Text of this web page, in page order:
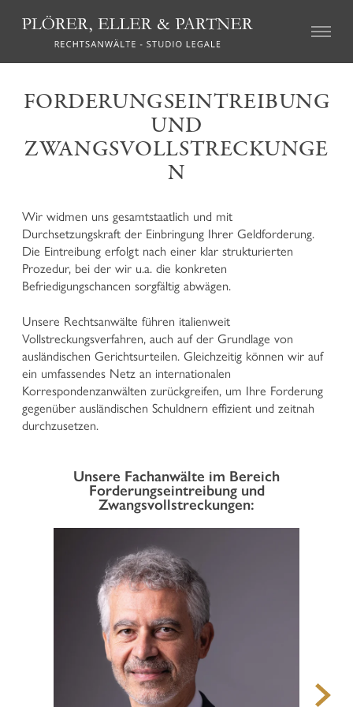
ZIVILRECHT
Erbschaftsrecht
Haftungsrecht und Schadenersatzrecht
Agrarrecht und Höferecht
Vereinsrecht und Genossenschaftsrecht
Versicherungsrecht
Arbeitsrecht
Mediation und alternative Streitbeilegung
STRAFRECHT
Vertretung und Verteidigung in Strafprozessen
Geltendmachung von Ansprüchen von geschädigten
Personen im Strafprozess
Wirtschafts- und Unternehmensstrafrecht
Nationaler und europäischer Strafvollzug
VERWALTUNGSRECHT
Urbanistik, Baurecht und Raumordnung und
Enteignungen im öffentlichen Interesse
Verwaltungsstrafen
Jagd- und Waffenrecht
Vergaberecht und öffentliche Ausschreibungen
Öffentliche Verträge und Konventionen
Vertretung vor dem Rechnungshof
Sonstige verwaltungsrechtliche Angelegenheiten
FORDERUNGSEINTREIBUNG
UND
ZWANGSVOLLSTRECKUNGE
N
Wir widmen uns gesamtstaatlich und mit
Durchsetzungskraft der Einbringung Ihrer Geldforderung.
Die Eintreibung erfolgt nach einer klar strukturierten
Prozedur, bei der wir u.a. die konkreten
Befriedigungschancen sorgfältig abwägen.
Unsere Rechtsanwälte führen italienweit
Vollstreckungsverfahren, auch auf der Grundlage von
ausländischen Gerichtsurteilen. Gleichzeitig können wir auf
ein umfassendes Netz an internationalen
Korrespondenzanwälten zurückgreifen, um Ihre Forderung
gegenüber ausländischen Schuldnern effizient und zeitnah
durchzusetzen.
Unsere Fachanwälte im Bereich
Forderungseintreibung und
Zwangsvollstreckungen: